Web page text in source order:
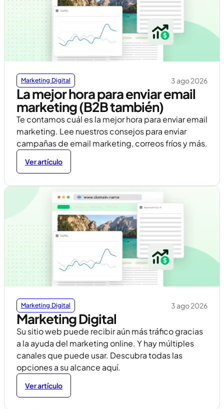
Marketing Digital 3 ago 2026
La mejor hora para enviar email
marketing (B2B también)
Te contamos cuál es la mejor hora para enviar email
marketing. Lee nuestros consejos para enviar
campañas de email marketing, correos fríos y más.
Ver artículo
Marketing Digital 3 ago 2026
Marketing Digital
Su sitio web puede recibir aún más tráfico gracias
a la ayuda del marketing online. Y hay múltiples
canales que puede usar. Descubra todas las
opciones a su alcance aquí.
Ver artículo